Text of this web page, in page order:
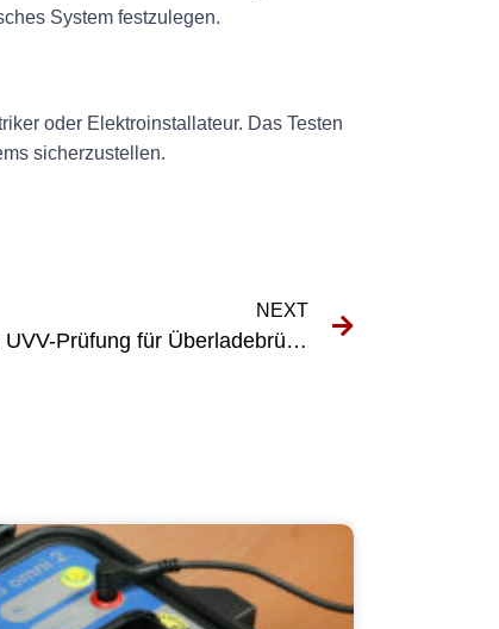
System festzulegen.
oder Elektroinstallateur. Das Testen
sicherzustellen.
NEXT
Die Vorteile einer regelmäßigen UVV-Prüfung für Überladebrücken